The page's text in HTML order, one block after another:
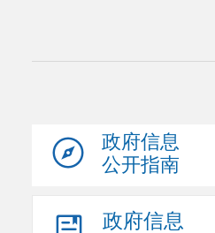
政府信息
公开指南
政府信息